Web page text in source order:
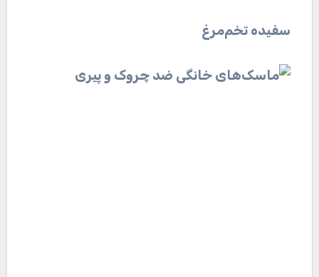
سفیده تخم‌مرغ